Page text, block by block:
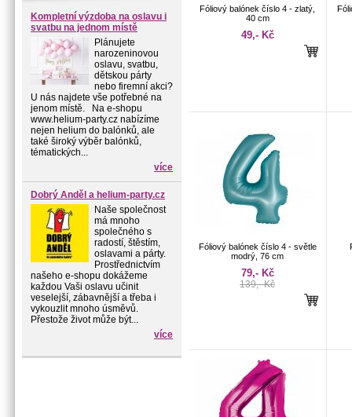
Kompletní výzdoba na oslavu i
svatbu na jednom místě
Plánujete
narozeninovou
oslavu, svatbu,
dětskou párty
nebo firemní akci?
U nás najdete vše potřebné na
jenom místě. Na e-shopu
www.helium-party.cz nabízíme
nejen helium do balónků, ale
také široký výběr balónků,
tématických...
více
Dobrý Anděl a helium-party.cz
Naše společnost
má mnoho
společného s
radostí, štěstím,
oslavami a párty.
Prostřednictvím
našeho e-shopu dokážeme
každou Vaši oslavu učinit
veselejší, zábavnější a třeba i
vykouzlit mnoho úsměvů.
Přestože život může být...
více
Fóliový balónek číslo 4 - zlatý,
40 cm
49,- Kč
Fóliový balónek číslo 4 - světle
modrý, 76 cm
79,- Kč
139,- Kč